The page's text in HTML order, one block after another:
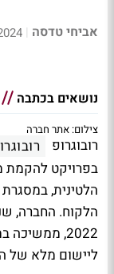
אביחי טדסה |
נושאים בכתבה
צילום: אתר חברה
רובוגרופ
בפרויקט להקמת
הלקוח. החברה,
2022,
ליישום מלא של